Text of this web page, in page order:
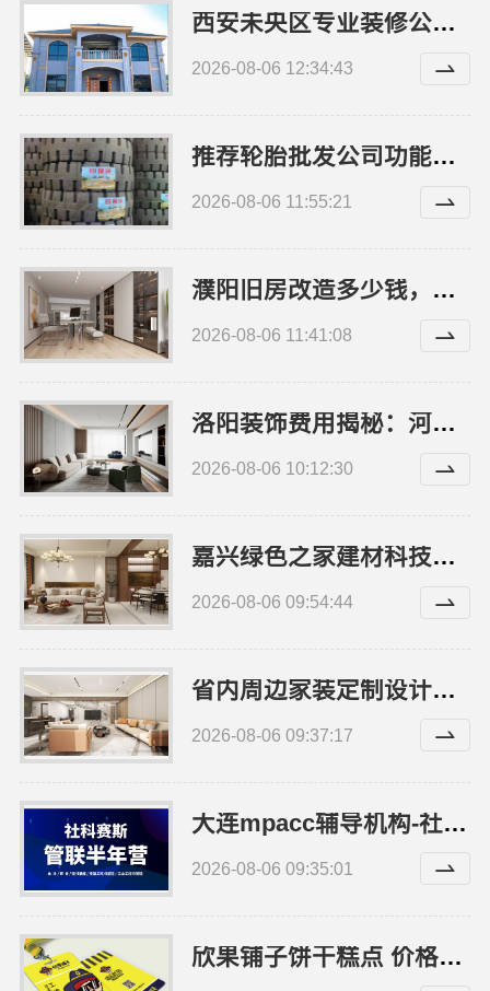
西安未央区专业装修公寓免费量房——居安天成
2026-08-06 12:34:43
推荐轮胎批发公司功能：湖北省腾冠畅实业贸易有限公司详解
2026-08-06 11:55:21
濮阳旧房改造多少钱，河南璟臻环保建材有限公司报价
2026-08-06 11:41:08
洛阳装饰费用揭秘：河南璟臻环保建材有限公司透明报价
2026-08-06 10:12:30
嘉兴绿色之家建材科技有限公司：本市口碑装修服务实惠
2026-08-06 09:54:44
省内周边家装定制设计大概报价｜浙江乐享新材料有限公司
2026-08-06 09:37:17
大连mpacc辅导机构-社科赛斯会计专硕考研定制专属学生方案
2026-08-06 09:35:01
欣果铺子饼干糕点 价格接近大众